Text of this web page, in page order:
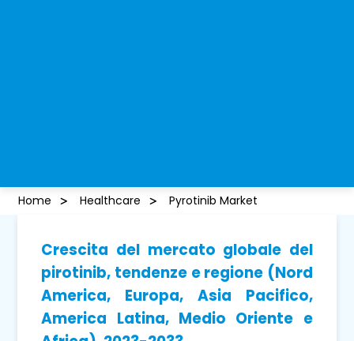
Home Healthcare Pyrotinib Market
Crescita del mercato globale del
pirotinib, tendenze e regione (Nord
America, Europa, Asia Pacifico,
America Latina, Medio Oriente e